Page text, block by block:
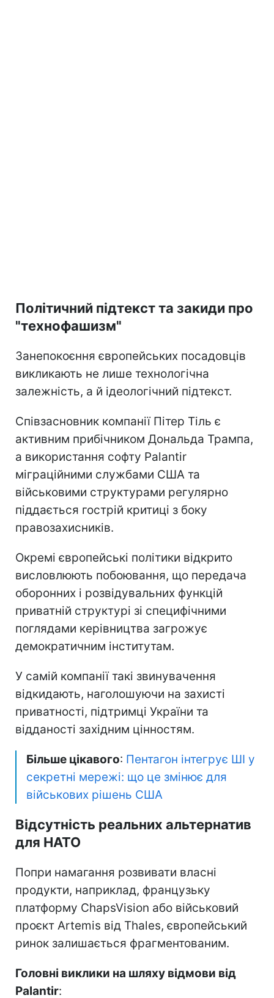
Політичний підтекст та закиди про
"технофашизм"
Занепокоєння європейських посадовців
викликають не лише технологічна
залежність, а й ідеологічний підтекст.
Співзасновник компанії Пітер Тіль є
активним прибічником Дональда Трампа,
а використання софту Palantir
міграційними службами США та
військовими структурами регулярно
піддається гострій критиці з боку
правозахисників.
Окремі європейські політики відкрито
висловлюють побоювання, що передача
оборонних і розвідувальних функцій
приватній структурі зі специфічними
поглядами керівництва загрожує
демократичним інститутам.
У самій компанії такі звинувачення
відкидають, наголошуючи на захисті
приватності, підтримці України та
відданості західним цінностям.
Більше цікавого: Пентагон інтегрує ШІ у
секретні мережі: що це змінює для
військових рішень США
Відсутність реальних альтернатив
для НАТО
Попри намагання розвивати власні
продукти, наприклад, французьку
платформу ChapsVision або військовий
проєкт Artemis від Thales, європейський
ринок залишається фрагментованим.
Головні виклики на шляху відмови від
Palantir: